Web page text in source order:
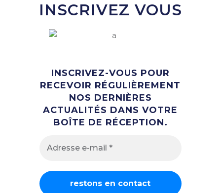
INSCRIVEZ VOUS
INSCRIVEZ-VOUS POUR
RECEVOIR RÉGULIÈREMENT
NOS DERNIÈRES
ACTUALITÉS DANS VOTRE
BOÎTE DE RÉCEPTION.